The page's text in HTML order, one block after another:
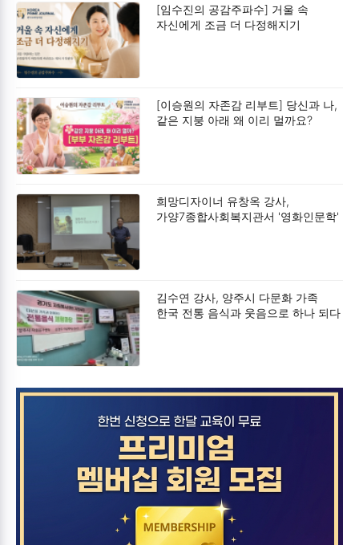
[임수진의 공감주파수] 거울 속
자신에게 조금 더 다정해지기
[이승원의 자존감 리부트] 당신과 나,
같은 지붕 아래 왜 이리 멀까요?
희망디자이너 유창옥 강사,
가양7종합사회복지관서 '영화인문학'
김수연 강사, 양주시 다문화 가족
한국 전통 음식과 웃음으로 하나 되다